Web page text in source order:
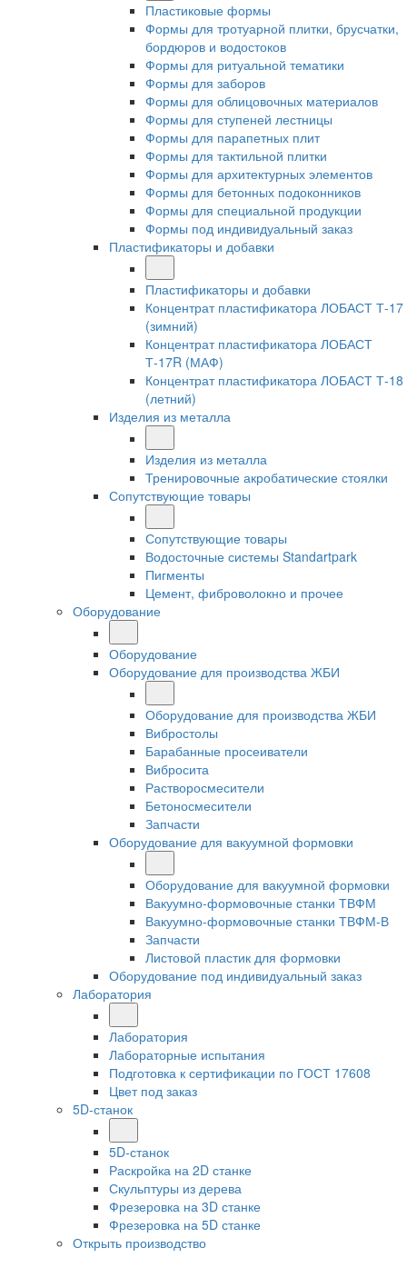
Пластиковые формы
Формы для тротуарной плитки, брусчатки,
бордюров и водостоков
Формы для ритуальной тематики
Формы для заборов
Формы для облицовочных материалов
Формы для ступеней лестницы
Формы для парапетных плит
Формы для тактильной плитки
Формы для архитектурных элементов
Формы для бетонных подоконников
Формы для специальной продукции
Формы под индивидуальный заказ
Пластификаторы и добавки
Пластификаторы и добавки
Концентрат пластификатора ЛОБАСТ Т-17
(зимний)
Концентрат пластификатора ЛОБАСТ
Т-17R (МАФ)
Концентрат пластификатора ЛОБАСТ Т-18
(летний)
Изделия из металла
Изделия из металла
Тренировочные акробатические стоялки
Сопутствующие товары
Сопутствующие товары
Водосточные системы Standartpark
Пигменты
Цемент, фиброволокно и прочее
Оборудование
Оборудование
Оборудование для производства ЖБИ
Оборудование для производства ЖБИ
Вибростолы
Барабанные просеиватели
Вибросита
Растворосмесители
Бетоносмесители
Запчасти
Оборудование для вакуумной формовки
Оборудование для вакуумной формовки
Вакуумно-формовочные станки ТВФМ
Вакуумно-формовочные станки ТВФМ-В
Запчасти
Листовой пластик для формовки
Оборудование под индивидуальный заказ
Лаборатория
Лаборатория
Лабораторные испытания
Подготовка к сертификации по ГОСТ 17608
Цвет под заказ
5D-станок
5D-станок
Раскройка на 2D станке
Скульптуры из дерева
Фрезеровка на 3D станке
Фрезеровка на 5D станке
Открыть производство